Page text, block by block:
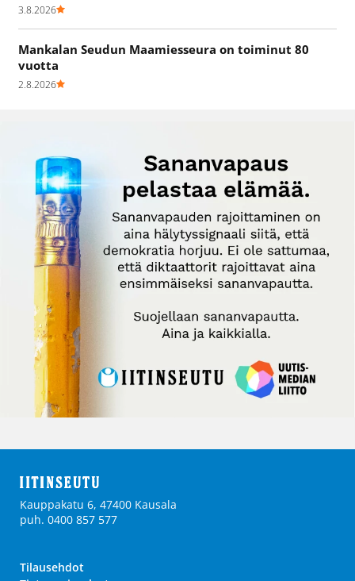
3.8.2026
Mankalan Seudun Maamiesseura on toiminut 80
vuotta
2.8.2026
Kauppakatu 6, 47400 Kausala
puh. 0400 857 577
Tilausehdot